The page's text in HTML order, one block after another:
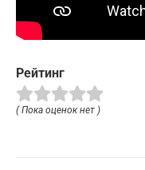
Рейтинг
( Пока оценок нет )